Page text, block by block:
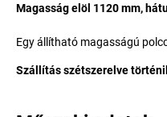
Magasság elöl 1120 mm,
Egy állítható magasságú
Szállítás szétszerelve